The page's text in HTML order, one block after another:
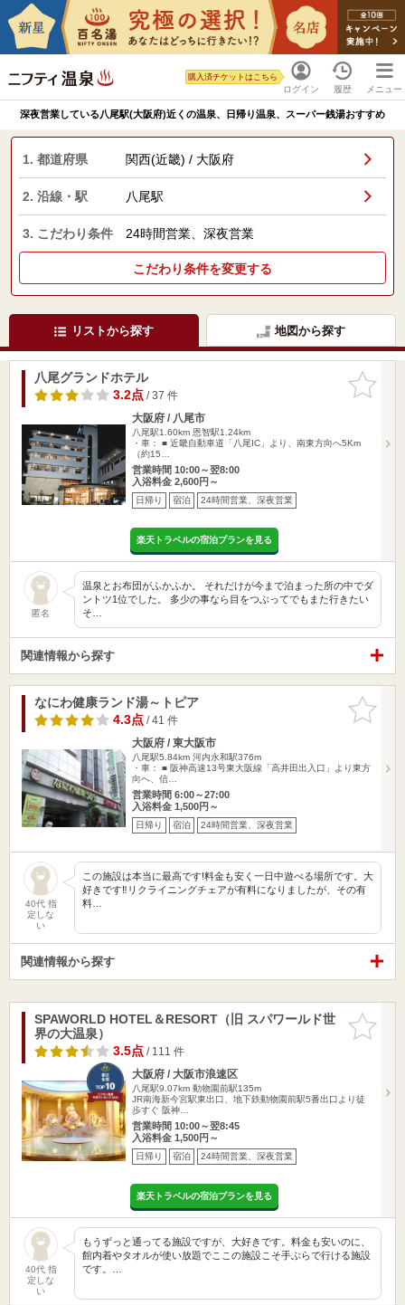
ログイン
購入済チケットはこちら
履歴 メニュー
深夜営業している八尾駅(大阪府)近くの温泉、日帰り温泉、スーパー銭湯おすすめ
1. 都道府県 関西(近畿) / 大阪府
2. 沿線・駅 八尾駅
3. こだわり条件 24時間営業、深夜営業
こだわり条件を変更する
リストから探す 地図から探す
お気に入
りに追加
八尾グランドホテル
3.2点/ 37 件
大阪府 / 八尾市
八尾駅1.60km 恩智駅1.24km
・車： ■ 近畿自動車道「八尾IC」より、南東方向へ5Km
（約15…
営業時間 10:00～翌8:00
入浴料金 2,600円～
日帰り 宿泊 24時間営業、深夜営業
楽天トラベルの宿泊プランを見る
匿名
温泉とお布団がふかふか。 それだけが今まで泊まった所の中でダ
ントツ1位でした。 多少の事なら目をつぶってでもまた行きたい
そ…
関連情報から探す
お気に入
りに追加
なにわ健康ランド湯～トピア
4.3点/ 41 件
大阪府 / 東大阪市
八尾駅5.84km 河内永和駅376m
・車： ■ 阪神高速13号東大阪線「高井田出入口」より東方
向へ、信…
営業時間 6:00～27:00
入浴料金 1,500円～
日帰り 宿泊 24時間営業、深夜営業
40代 指
定しな
い
この施設は本当に最高です!料金も安く一日中遊べる場所です。大
好きです‼︎リクライニングチェアが有料になりましたが、その有
料…
関連情報から探す
お気に入
りに追加
SPAWORLD HOTEL＆RESORT（旧 スパワールド世
界の大温泉）
3.5点/ 111 件
大阪府 / 大阪市浪速区
八尾駅9.07km 動物園前駅135m
JR南海新今宮駅東出口、地下鉄動物園前駅5番出口より徒
歩すぐ 阪神…
営業時間 10:00～翌8:45
入浴料金 1,500円～
日帰り 宿泊 24時間営業、深夜営業
楽天トラベルの宿泊プランを見る
40代 指
定しな
い
もうずっと通ってる施設ですが、大好きです。料金も安いのに、
館内着やタオルが使い放題でここの施設こそ手ぶらで行ける施設
です。…